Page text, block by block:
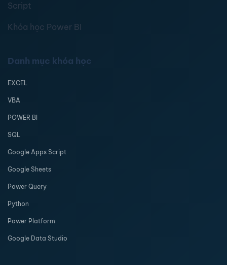
Script
Khóa học Power BI
Danh mục khóa học
EXCEL
VBA
POWER BI
SQL
Google Apps Script
Google Sheets
Power Query
Python
Power Platform
Google Data Studio